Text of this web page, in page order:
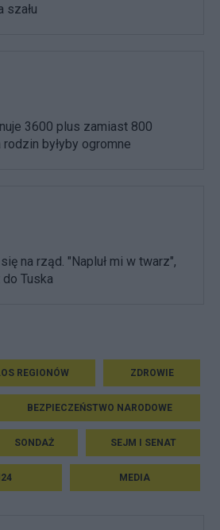
szału
3600 plus zamiast 800
rodzin byłyby ogromne
na rząd. "Napluł mi w twarz",
Tuska
REGIONÓW ZDROWIE
BEZPIECZEŃSTWO NARODOWE
SONDAŻ SEJM I SENAT
MEDIA